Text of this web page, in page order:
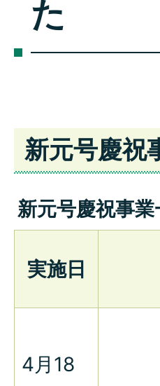
た
新元号慶祝
新元号慶祝事
実施日
4月18